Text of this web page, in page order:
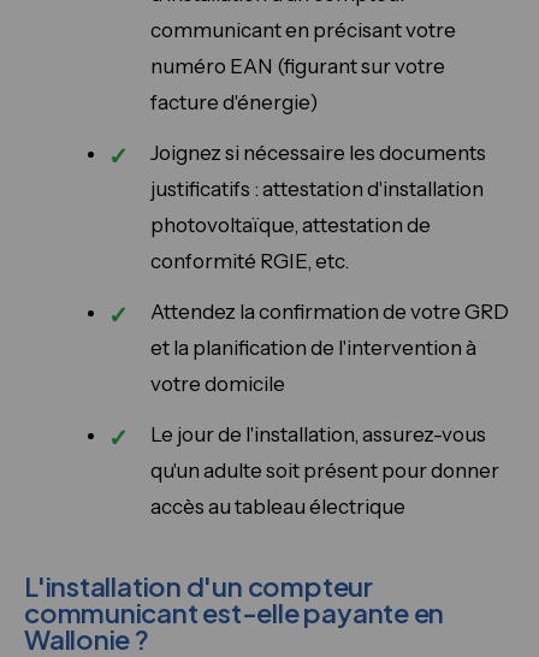
communicant en précisant votre
numéro EAN (figurant sur votre
facture d'énergie)
Joignez si nécessaire les documents
justificatifs : attestation d'installation
photovoltaïque, attestation de
conformité RGIE, etc.
Attendez la confirmation de votre GRD
et la planification de l'intervention à
votre domicile
Le jour de l'installation, assurez-vous
qu'un adulte soit présent pour donner
accès au tableau électrique
L'installation d'un compteur
communicant est-elle payante en
Wallonie ?